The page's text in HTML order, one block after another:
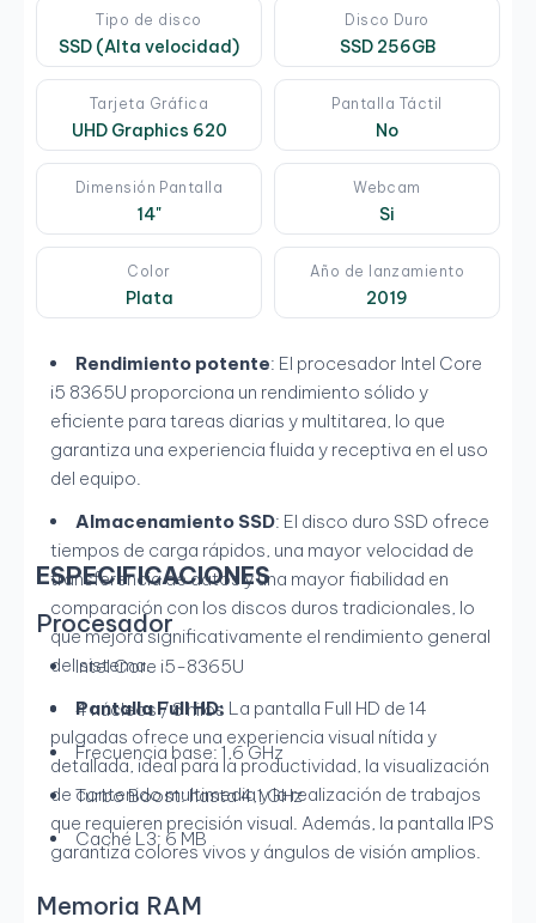
Tipo de disco
SSD (Alta velocidad)
Disco Duro
SSD 256GB
Tarjeta Gráfica
UHD Graphics 620
Pantalla Táctil
No
Dimensión Pantalla
14"
Webcam
Si
Color
Plata
Año de lanzamiento
2019
Rendimiento potente: El procesador Intel Core
i5 8365U proporciona un rendimiento sólido y
eficiente para tareas diarias y multitarea, lo que
garantiza una experiencia fluida y receptiva en el uso
del equipo.
Almacenamiento SSD: El disco duro SSD ofrece
tiempos de carga rápidos, una mayor velocidad de
transferencia de datos y una mayor fiabilidad en
comparación con los discos duros tradicionales, lo
que mejora significativamente el rendimiento general
del sistema.
Pantalla Full HD: La pantalla Full HD de 14
pulgadas ofrece una experiencia visual nítida y
detallada, ideal para la productividad, la visualización
de contenido multimedia y la realización de trabajos
que requieren precisión visual. Además, la pantalla IPS
garantiza colores vivos y ángulos de visión amplios.
ESPECIFICACIONES
Procesador
Intel Core i5-8365U
4 núcleos / 8 hilos
Frecuencia base: 1,6 GHz
Turbo Boost: hasta 4,1 GHz
Caché L3: 6 MB
Memoria RAM